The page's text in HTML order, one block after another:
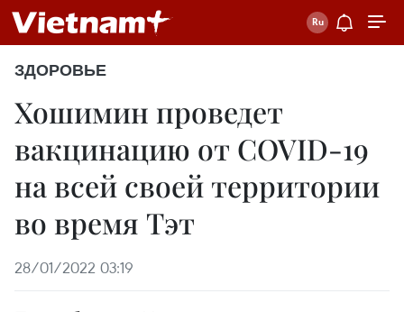
ЗДОРОВЬЕ
Хошимин проведет
вакцинацию от COVID-19
на всей своей территории
во время Тэт
28/01/2022 03:19